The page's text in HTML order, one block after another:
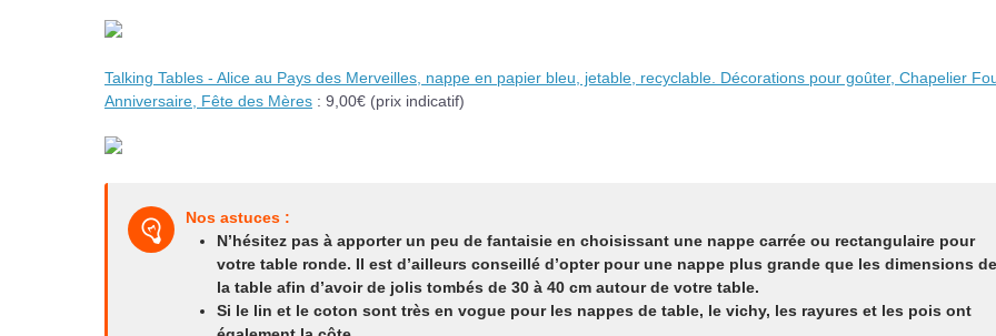
Talking Tables - Alice au Pays des Merveilles, nappe en papier bleu, jetable, recyclable. Décorations pour goûter, Chapelier
Anniversaire, Fête des Mères : 9,00€ (prix indicatif)
Nos astuces :
N’hésitez pas à apporter un peu de fantaisie en choisissant une nappe carrée ou rectangulaire pour
votre table ronde. Il est d’ailleurs conseillé d’opter pour une nappe plus grande que les dimensions de
la table afin d’avoir de jolis tombés de 30 à 40 cm autour de votre table.
Si le lin et le coton sont très en vogue pour les nappes de table, le vichy, les rayures et les pois ont